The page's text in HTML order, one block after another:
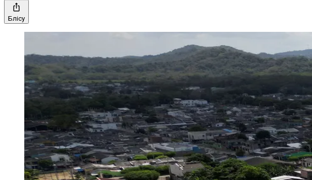
Бөлісу